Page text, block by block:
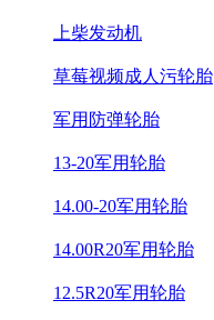
上柴发动机
草莓视频成人污轮胎
军用防弹轮胎
13-20军用轮胎
14.00-20军用轮胎
14.00R20军用轮胎
12.5R20军用轮胎